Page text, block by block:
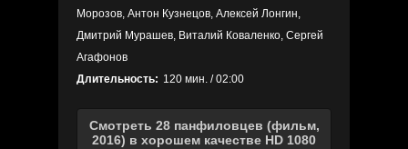
Морозов, Антон Кузнецов, Алексей Лонгин,
Дмитрий Мурашев, Виталий Коваленко, Сергей
Агафонов
Длительность: 120 мин. / 02:00
Смотреть 28 панфиловцев (фильм,
2016) в хорошем качестве HD 1080